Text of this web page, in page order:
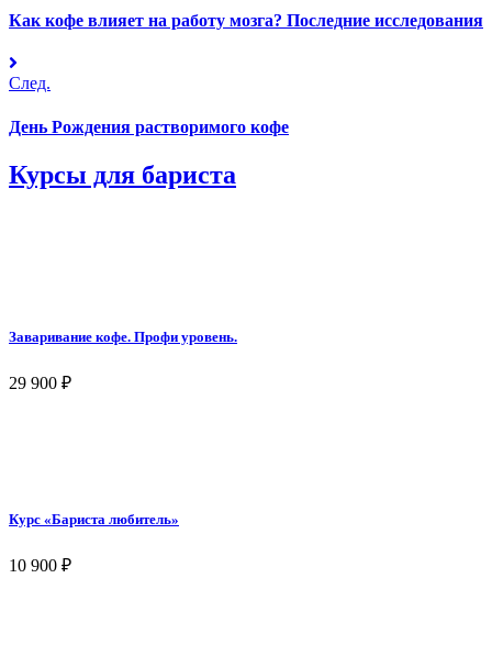
Как кофе влияет на работу мозга? Последние исследования
След.
День Рождения растворимого кофе
Курсы для бариста
Заваривание кофе. Профи уровень.
29 900 ₽
Курс «Бариста любитель»
10 900 ₽